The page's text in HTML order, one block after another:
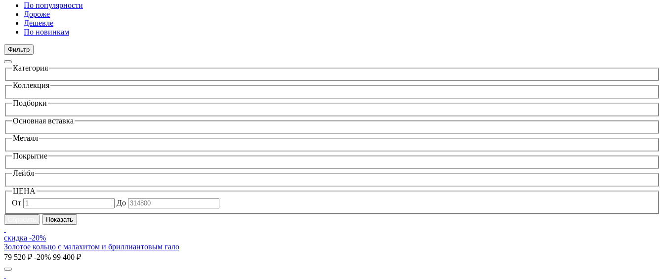
По популярности
Дороже
Дешевле
По новинкам
Фильтр
Категория
Коллекция
Подборки
Основная вставка
Металл
Покрытие
Лейбл
ЦЕНА
От
До
скидка -20%
Золотое кольцо с малахитом и бриллиантовым гало
79 520 ₽ -20% 99 400 ₽